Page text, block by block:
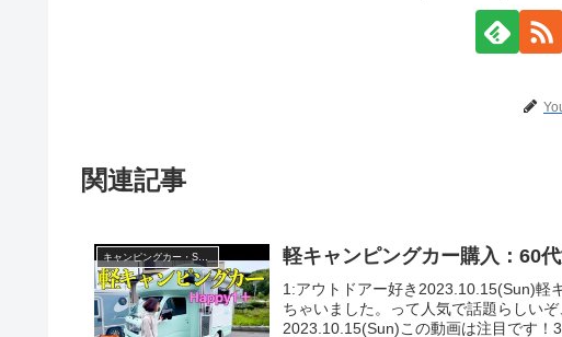
関連記事
軽キャンピングカー購入：60
1:アウトドアー好き2023.10.15(Sun)軽
ちゃいました。って人気で話題らしい
2023.10.15(Sun)この動画は注目です！